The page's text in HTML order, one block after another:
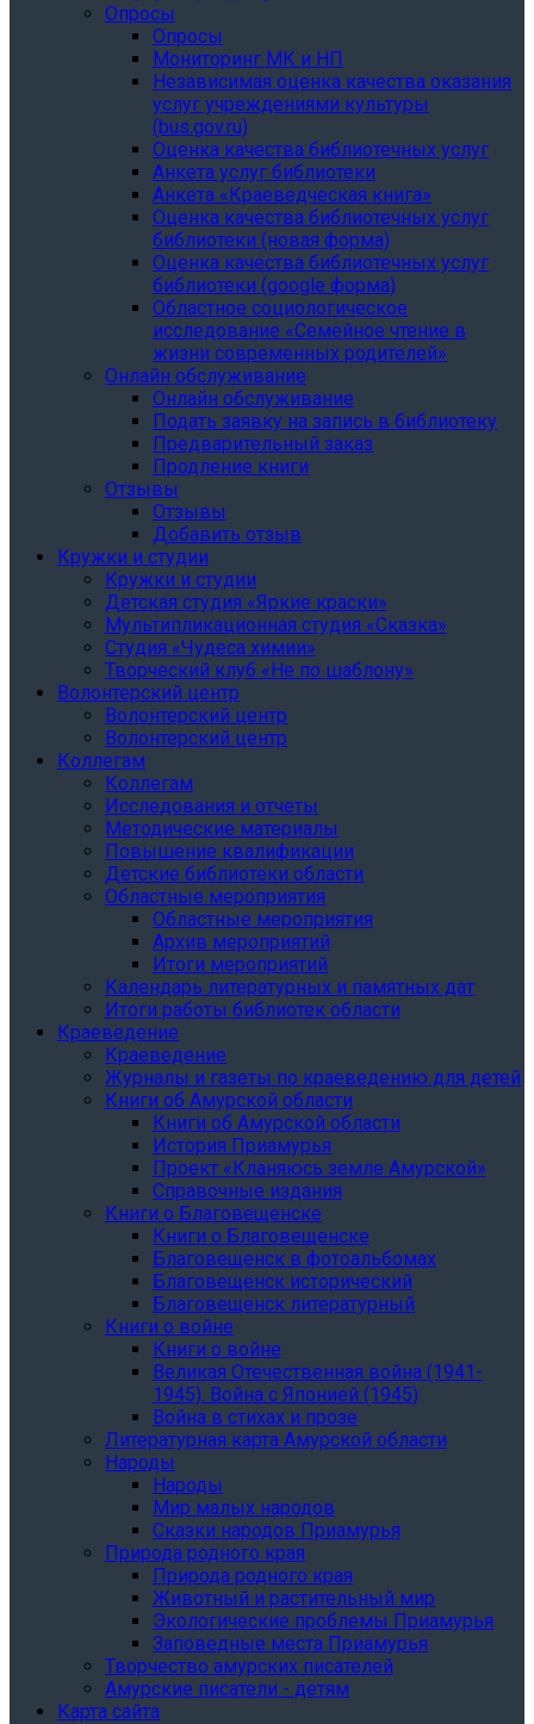
Опросы
Опросы
Мониторинг МК и НП
Независимая оценка качества оказания
услуг учреждениями культуры
(bus.gov.ru)
Оценка качества библиотечных услуг
Анкета услуг библиотеки
Анкета «Краеведческая книга»
Oценка качества библиотечных услуг
библиотеки (новая форма)
Oценка качества библиотечных услуг
библиотеки (google форма)
Областное социологическое
исследование «Семейное чтение в
жизни современных родителей»
Онлайн обслуживание
Онлайн обслуживание
Подать заявку на запись в библиотеку
Предварительный заказ
Продление книги
Отзывы
Отзывы
Добавить отзыв
Кружки и студии
Кружки и студии
Детская студия «Яркие краски»
Мультипликационная студия «Сказка»
Студия «Чудеса химии»
Творческий клуб «Не по шаблону»
Волонтерский центр
Волонтерский центр
Волонтерский центр
Коллегам
Коллегам
Исследования и отчеты
Методические материалы
Повышение квалификации
Детские библиотеки области
Областные мероприятия
Областные мероприятия
Архив мероприятий
Итоги мероприятий
Календарь литературных и памятных дат
Итоги работы библиотек области
Краеведение
Краеведение
Журналы и газеты по краеведению для детей
Книги об Амурской области
Книги об Амурской области
История Приамурья
Проект «Кланяюсь земле Амурской»
Справочные издания
Книги о Благовещенске
Книги о Благовещенске
Благовещенск в фотоальбомах
Благовещенск исторический
Благовещенск литературный
Книги о войне
Книги о войне
Великая Отечественная война (1941-
1945). Война с Японией (1945)
Война в стихах и прозе
Литературная карта Амурской области
Народы
Народы
Мир малых народов
Сказки народов Приамурья
Природа родного края
Природа родного края
Животный и растительный мир
Экологические проблемы Приамурья
Заповедные места Приамурья
Творчество амурских писателей
Амурские писатели - детям
Карта сайта